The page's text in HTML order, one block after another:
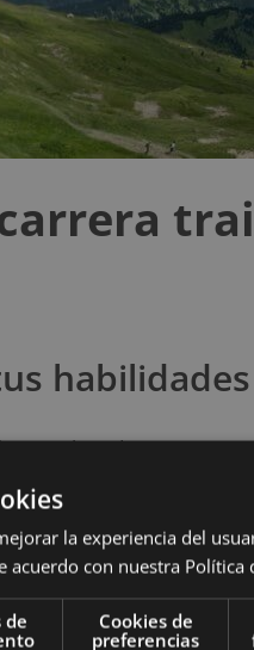
habilidades
completo de eventos.
más te convenga. Sin
la carrera de forma
de forma segura si,
la experiencia del
acuerdo con nuestra Política
de
Cookies de
preferencias